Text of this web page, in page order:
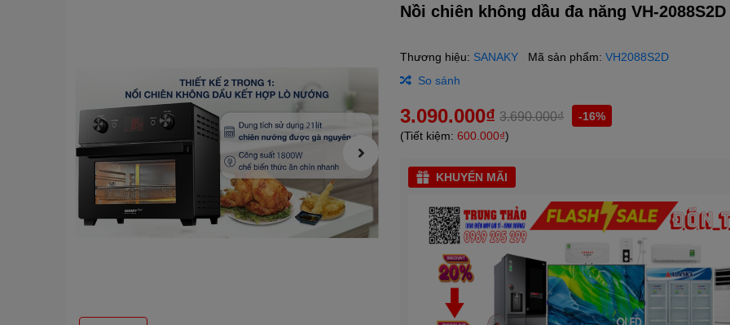
Nồi chiên không dầu đa năng VH-2088S2D
Thương hiệu: SANAKY Mã sản phẩm:VH2088S2D
So sánh
3.090.000₫ 3.690.000₫
-16%
(Tiết kiệm:600.000₫)
KHUYẾN MÃI